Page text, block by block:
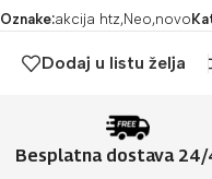
Oznake:akcija htz,Neo,novo
Dodaj u listu želja
Besplatna dostava